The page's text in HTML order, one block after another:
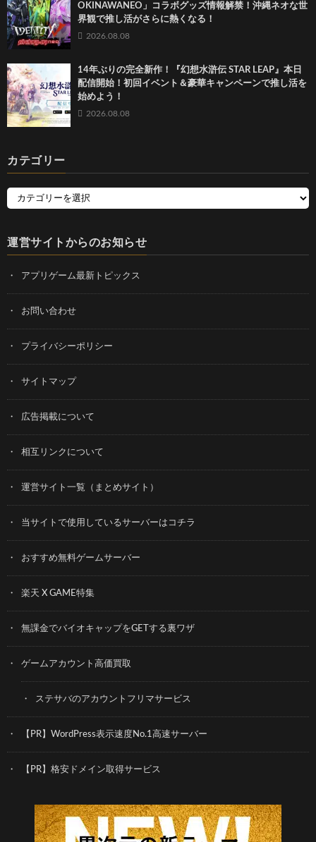
OKINAWANEO」コラボグッズ情報解禁！沖縄ネオな世
界観で推し活がさらに熱くなる！
2026.08.08
14年ぶりの完全新作！『幻想水滸伝 STAR LEAP』本日
配信開始！初回イベント＆豪華キャンペーンで推し活を
始めよう！
2026.08.08
カテゴリー
運営サイトからのお知らせ
アプリゲーム最新トピックス
お問い合わせ
プライバシーポリシー
サイトマップ
広告掲載について
相互リンクについて
運営サイト一覧（まとめサイト）
当サイトで使用しているサーバーはコチラ
おすすめ無料ゲームサーバー
楽天 X GAME特集
無課金でバイオキャップをGETする裏ワザ
ゲームアカウント高価買取
ステサバのアカウントフリマサービス
【PR】WordPress表示速度No.1高速サーバー
【PR】格安ドメイン取得サービス